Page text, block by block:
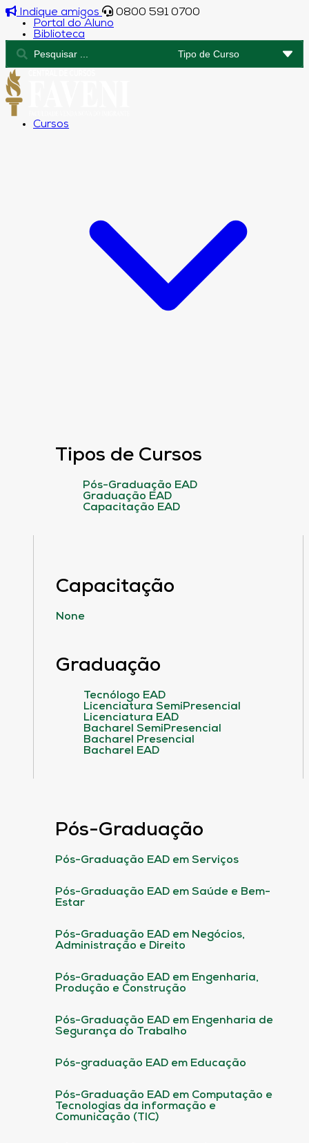
Indique amigos
0800 591 0700
Portal do Aluno
Biblioteca
Cursos
Tipos de Cursos
Pós-Graduação EAD
Graduação EAD
Capacitação EAD
Capacitação
None
Graduação
Tecnólogo EAD
Licenciatura SemiPresencial
Licenciatura EAD
Bacharel SemiPresencial
Bacharel Presencial
Bacharel EAD
Pós-Graduação
Pós-Graduação EAD em Serviços
Pós-Graduação EAD em Saúde e Bem-
Estar
Pós-Graduação EAD em Negócios,
Administração e Direito
Pós-Graduação EAD em Engenharia,
Produção e Construção
Pós-Graduação EAD em Engenharia de
Segurança do Trabalho
Pós-graduação EAD em Educação
Pós-Graduação EAD em Computação e
Tecnologias da informação e
Comunicação (TIC)